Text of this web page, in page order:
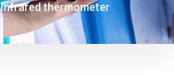
Infrared thermometer